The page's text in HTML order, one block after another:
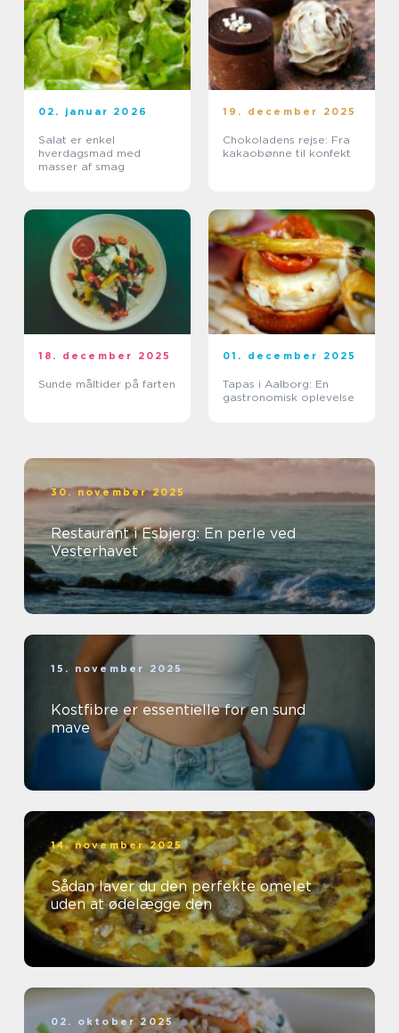
02. januar 2026
Salat er enkel
hverdagsmad med
masser af smag
19. december 2025
Chokoladens rejse: Fra
kakaobønne til konfekt
18. december 2025
Sunde måltider på farten
01. december 2025
Tapas i Aalborg: En
gastronomisk oplevelse
30. november 2025
Restaurant i Esbjerg: En perle ved
Vesterhavet
15. november 2025
Kostfibre er essentielle for en sund
mave
14. november 2025
Sådan laver du den perfekte omelet
uden at ødelægge den
02. oktober 2025